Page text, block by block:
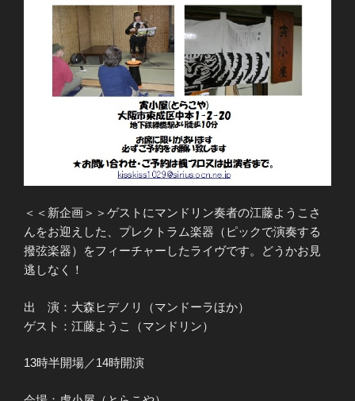
＜＜新企画＞＞ゲストにマンドリン奏者の江藤ようこさ
んをお迎えした、プレクトラム楽器（ピックで演奏する
撥弦楽器）をフィーチャーしたライヴです。どうかお見
逃しなく！
出 演：大森ヒデノリ（マンドーラほか）
ゲスト：江藤ようこ（マンドリン）
13時半開場／14時開演